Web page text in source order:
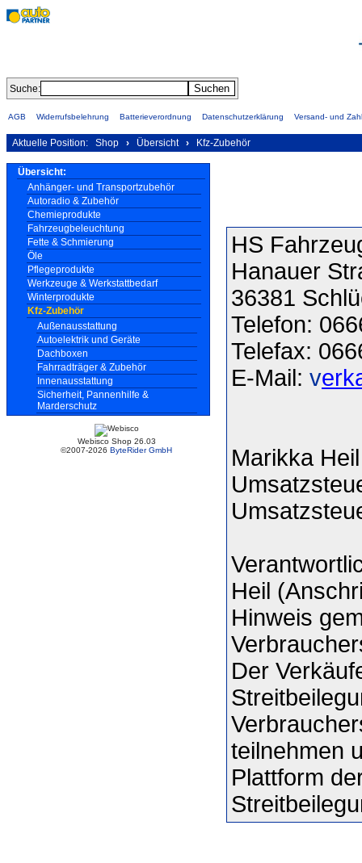
Suche:
AGB Widerrufsbelehrung Batterieverordnung Datenschutzerklärung Versand- und
Aktuelle Position: Shop › Übersicht › Kfz-Zubehör
Übersicht:
Anhänger- und Transportzubehör
Autoradio & Zubehör
Chemieprodukte
Fahrzeugbeleuchtung
Fette & Schmierung
Öle
Pflegeprodukte
Werkzeuge & Werkstattbedarf
Winterprodukte
Kfz-Zubehör
Außenausstattung
Autoelektrik und Geräte
Dachboxen
Fahrradträger & Zubehör
Innenausstattung
Sicherheit, Pannenhilfe &
Marderschutz
Webisco Shop 26.03
©2007-2026 ByteRider GmbH
HS
Hanauer
36381
Telefon:
Telefax:
E-Mail: v
Marikka Heil
Heil
Hinweis
Der
teilnehmen
Plattform